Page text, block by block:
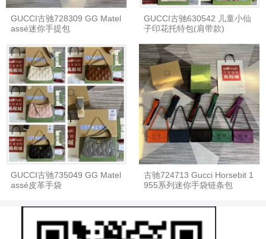
GUCCI古驰728309 GG Matel
assé迷你手提包
GUCCI古驰630542 儿童小仙
子印花托特包(肩带款)
GUCCI古驰735049 GG Matel
assé皮革手袋
古驰724713 Gucci Horsebit 1
955系列迷你手袋链条包